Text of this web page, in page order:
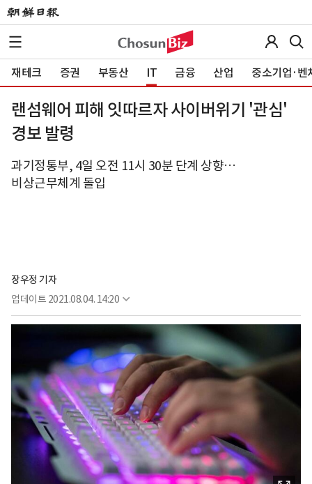
재테크 증권 부동산 IT 금융 산업 중소기업·벤
랜섬웨어 피해 잇따르자 사이버위기 '관심'
경보 발령
과기정통부, 4일 오전 11시 30분 단계 상향…
비상근무체계 돌입
장우정 기자
업데이트 2021.08.04. 14:20